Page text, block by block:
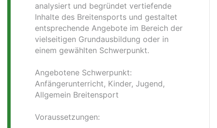
analysiert und begründet vertiefende
Inhalte des Breitensports und gestaltet
entsprechende Angebote im Bereich der
vielseitigen Grundausbildung oder in
einem gewählten Schwerpunkt.
Angebotene Schwerpunkt:
Anfängerunterricht, Kinder, Jugend,
Allgemein Breitensport
Voraussetzungen: